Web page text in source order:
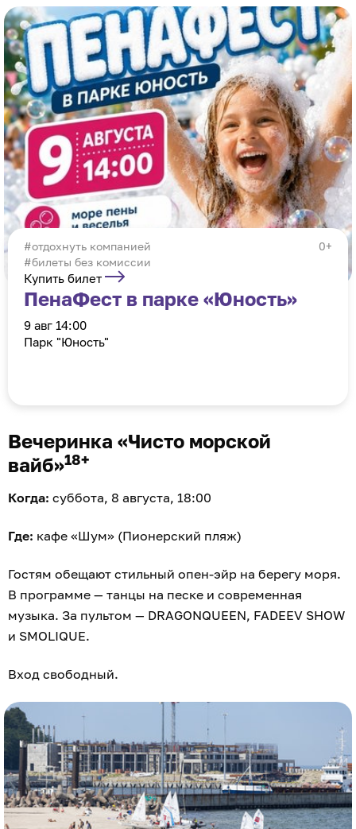
0+
отдохнуть компанией
#билеты без комиссии
Купить билет
ПенаФест в парке «Юность»
9 авг 14:00
Парк "Юность"
Вечеринка «Чисто морской
вайб»18+
Когда: суббота, 8 августа, 18:00
Где: кафе «Шум» (Пионерский пляж)
Гостям обещают стильный опен-эйр на берегу моря.
В программе — танцы на песке и современная
музыка. За пультом — DRAGONQUEEN, FADEEV SHOW
и SMOLIQUE.
Вход свободный.